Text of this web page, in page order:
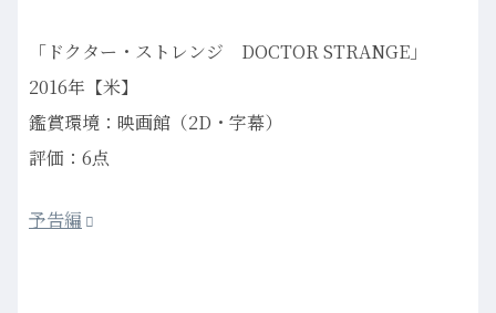
「ドクター・ストレンジ DOCTOR STRANGE」
2016年【米】
鑑賞環境：映画館（2D・字幕）
評価：6点
予告編